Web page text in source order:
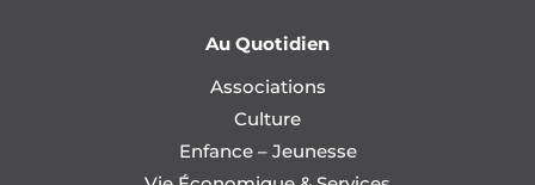
Au Quotidien
Associations
Culture
Enfance – Jeunesse